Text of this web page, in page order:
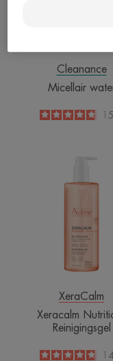
Cleanance
Micellair
/5
XeraCalm
Xeracalm
Reinigingsgel
/5